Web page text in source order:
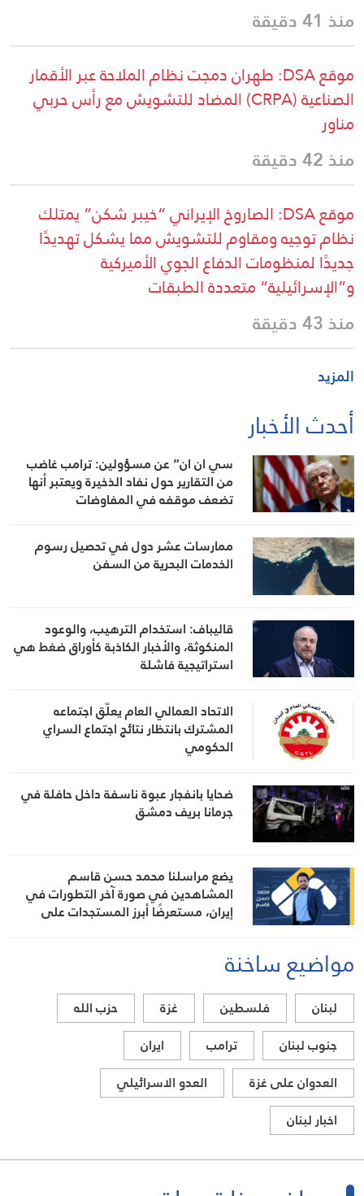
منذ 41 دقيقة
موقع DSA: طهران دمجت نظام الملاحة عبر الأقمار
الصناعية (CRPA) المضاد للتشويش مع رأس حربي
مناور
منذ 42 دقيقة
موقع DSA: الصاروخ الإيراني “خيبر شكن” يمتلك
نظام توجيه ومقاوم للتشويش مما يشكل تهديدًا
جديدًا لمنظومات الدفاع الجوي الأميركية
و”الإسرائيلية” متعددة الطبقات
منذ 43 دقيقة
المزيد
أحدث الأخبار
سي ان ان” عن مسؤولين: ترامب غاضب
من التقارير حول نفاد الذخيرة ويعتبر أنها
تضعف موقفه في المفاوضات
ممارسات عشر دول في تحصيل رسوم
الخدمات البحرية من السفن
قاليباف: استخدام الترهيب، والوعود
المنكوثة، والأخبار الكاذبة كأوراق ضغط هي
استراتيجية فاشلة
الاتحاد العمالي العام يعلّق اجتماعه
المشترك بانتظار نتائج اجتماع السراي
الحكومي
ضحايا بانفجار عبوة ناسفة داخل حافلة في
جرمانا بريف دمشق
يضع مراسلنا محمد حسن قاسم
المشاهدين في صورة آخر التطورات في
إيران، مستعرضًا أبرز المستجدات على
الصلة بالشأنين الداخلي والإقليميمواضيع ساخنة
لبنان فلسطين غزة
حزب الله
جنوب لبنان
ترامب
ايران
العدوان على غزة
العدو الاسرائيلي
اخبار لبنان